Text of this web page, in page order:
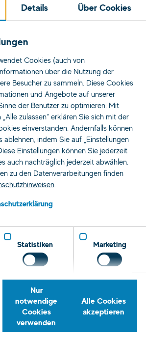
Telefon E-
Details Über Cookies
Cookies (auch von
über die Nutzung der
Besucher zu sammeln. Diese Cookies
und Angebote auf unserer
der Benutzer zu optimieren. Mit
zulassen“ erklären Sie sich mit der
einverstanden. Andernfalls können
ablehnen, indem Sie auf „Einstellungen
Einstellungen können Sie jederzeit
auch nachträglich jederzeit abwählen.
zu den Datenverarbeitungen finden
.
Statistiken Marketing
Nur
notwendige
Cookies
verwenden
Alle Cookies
akzeptieren